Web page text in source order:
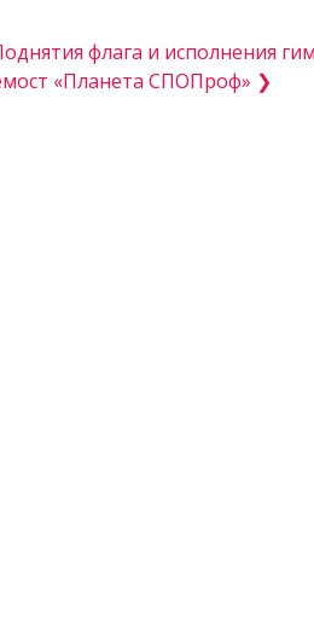
флага и исполнения
«Планета СПОПроф» ❯